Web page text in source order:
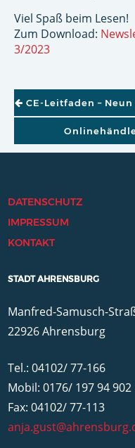
Viel Spaß beim Lesen!
Zum Download:
3/2023
CE-Leitfaden –
DATENSCHUTZ
IMPRESSUM
KONTAKT
STADT AHRENSBURG
Manfred-Samusch-
22926 Ahrensburg
Tel.: 04102/ 77-166
Mobil: 0176/ 197 94 902
Fax: 04102/ 77-113